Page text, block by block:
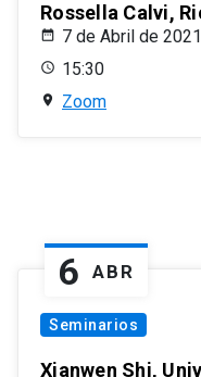
Rossella Calvi,
7 de Abril de 2021
15:30
Zoom
6 ABR
Seminarios
Xianwen Shi,